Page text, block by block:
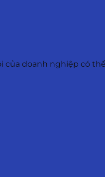
của doanh nghiệp có